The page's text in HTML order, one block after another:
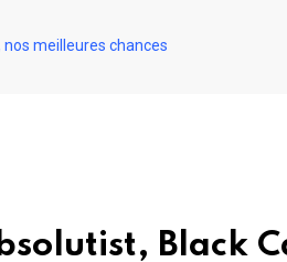
nos meilleures chances
Black